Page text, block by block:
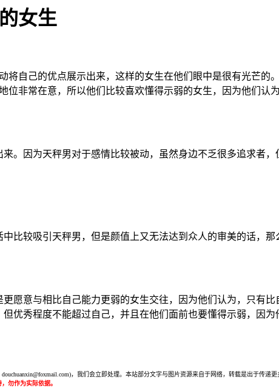
女生
自己的优点展示出来，这样的女生在他们眼中是很有光芒的
非常在意，所以他们比较喜欢懂得示弱的女生，因为他们认
因为天秤男对于感情比较被动，虽然身边不乏很多追求者，
比较吸引天秤男，但是颜值上又无法达到众人的审美的话，
愿意与相比自己能力更弱的女生交往，因为他们认为，只有
优秀程度不能超过自己，并且在他们面前也要懂得示弱，因
，我们会立即处理。本站部分文字与图片资源来自于网络，转载是出于传递
勿作为实际依据。